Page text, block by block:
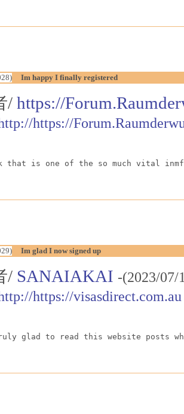
Im happy I finally registered
/ https://
https://
that is one of the so much vital
Im glad I now signed up
/ SANAIAKAI -(2023/
https://visasdirect.com.au
glad to read this website posts